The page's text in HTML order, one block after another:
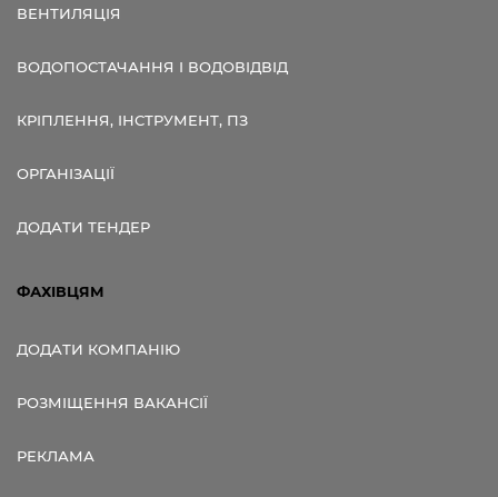
ВЕНТИЛЯЦІЯ
ВОДОПОСТАЧАННЯ І ВОДОВІДВІД
КРІПЛЕННЯ, ІНСТРУМЕНТ, ПЗ
ОРГАНІЗАЦІЇ
ДОДАТИ ТЕНДЕР
ФАХІВЦЯМ
ДОДАТИ КОМПАНІЮ
РОЗМІЩЕННЯ ВАКАНСІЇ
РЕКЛАМА